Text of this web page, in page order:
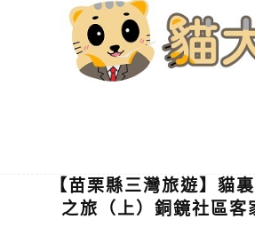
【苗栗縣三灣旅遊】貓
之旅（上）銅鏡社區